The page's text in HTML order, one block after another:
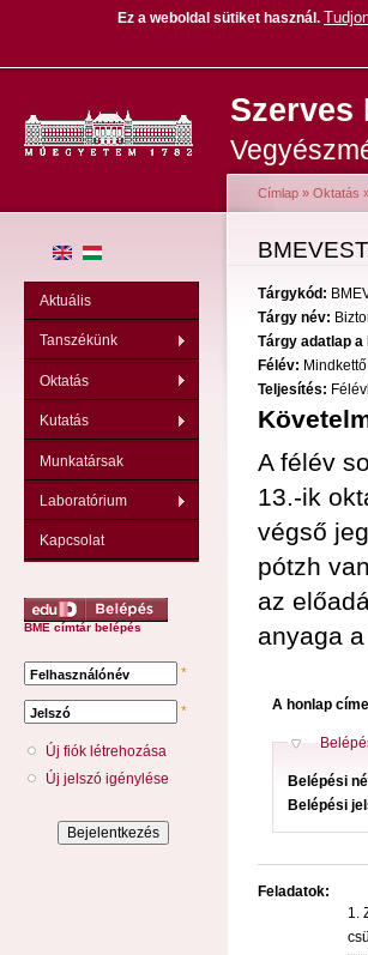
Ez a weboldal sütiket használ .
Szerves
Aktuális
Tanszékünk
Oktatás
Kutatás
Munkatársak
Laboratórium
Kapcsolat
BME címtár belépés
Felhasználónév *
Jelszó *
Új fiók létrehozása
Új jelszó igénylése
Jelenlegi
Címlap » Oktatás
Tárgykód:
Tárgy név:
Tárgy adatlap a
Félév:
Teljesítés:
A félév
13.-ik
végső
pótzh
az
anyaga
A honlap
Elrejt
Belépési
Belépési
Feladatok:
1.